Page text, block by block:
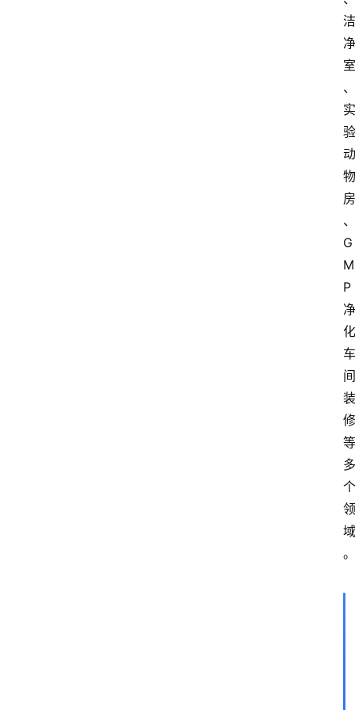
洁
净
室
、
实
验
动
物
房
、
G
M
P
净
化
车
间
装
修
等
多
个
领
域
。